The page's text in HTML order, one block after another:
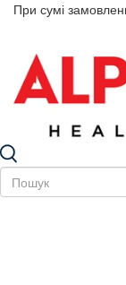
При сумі